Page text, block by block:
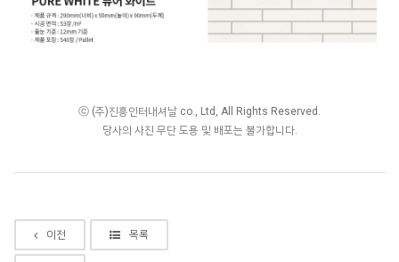
ⓒ (주)진흥인터내셔날 co., Ltd, All Rights Reserved.
당사의 사진 무단 도용 및 배포는 불가합니다.
이전 목록